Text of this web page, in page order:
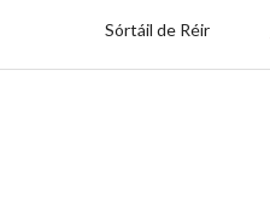
Sórtáil de Réir